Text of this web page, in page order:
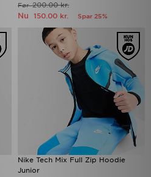
Før200.00 kr.
Nu 150.00 kr. Spar 25%
Nike Tech Mix Full Zip Hoodie
Junior